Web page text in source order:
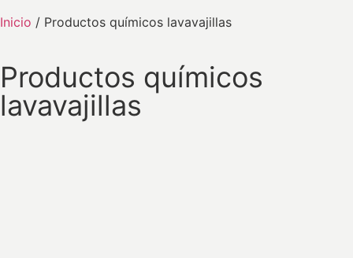
Inicio / Productos químicos lavavajillas
Productos químicos
lavavajillas